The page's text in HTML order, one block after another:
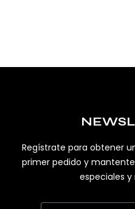
Regístrate para obtener
primer pedido y
especiales y